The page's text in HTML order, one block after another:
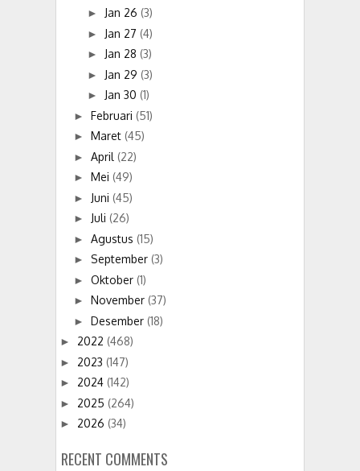
► Jan 26 (3)
► Jan 27 (4)
► Jan 28 (3)
► Jan 29 (3)
► Jan 30 (1)
► Februari (51)
► Maret (45)
► April (22)
► Mei (49)
► Juni (45)
► Juli (26)
► Agustus (15)
► September (3)
► Oktober (1)
► November (37)
► Desember (18)
► 2022 (468)
► 2023 (147)
► 2024 (142)
► 2025 (264)
► 2026 (34)
RECENT COMMENTS